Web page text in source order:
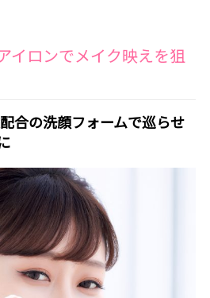
イロンでメイク映えを狙
配合の洗顔フォームで巡らせ